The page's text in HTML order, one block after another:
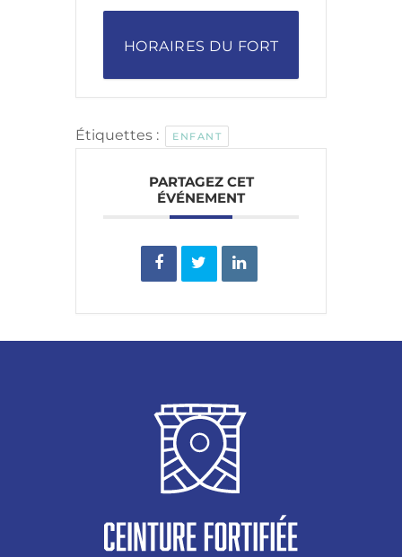
HORAIRES DU FORT
Étiquettes : ENFANT
PARTAGEZ CET
ÉVÉNEMENT